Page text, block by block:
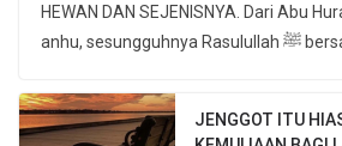
HEWAN DAN SEJENISNYA. Dari Abu
JENGGOT ITU